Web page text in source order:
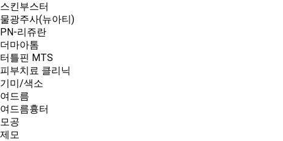
스킨부스터
물광주사(뉴아티)
PN-리쥬란
더마아톰
터틀핀 MTS
피부치료 클리닉
기미/색소
여드름
여드름흉터
모공
제모